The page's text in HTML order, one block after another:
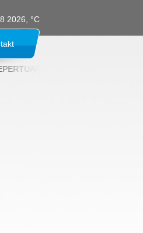
2026, °C
NA SIERPIEŃ 2026 rok: